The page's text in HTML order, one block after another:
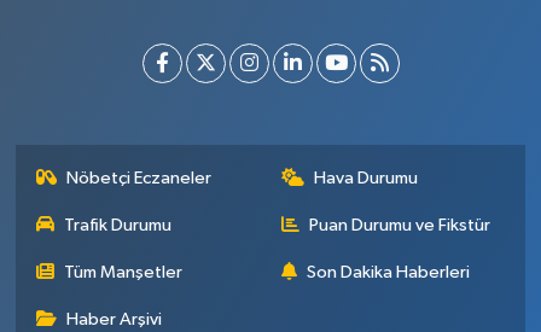
Nöbetçi Eczaneler Hava Durumu
Trafik Durumu Puan Durumu ve Fikstür
Tüm Manşetler Son Dakika Haberleri
Haber Arşivi